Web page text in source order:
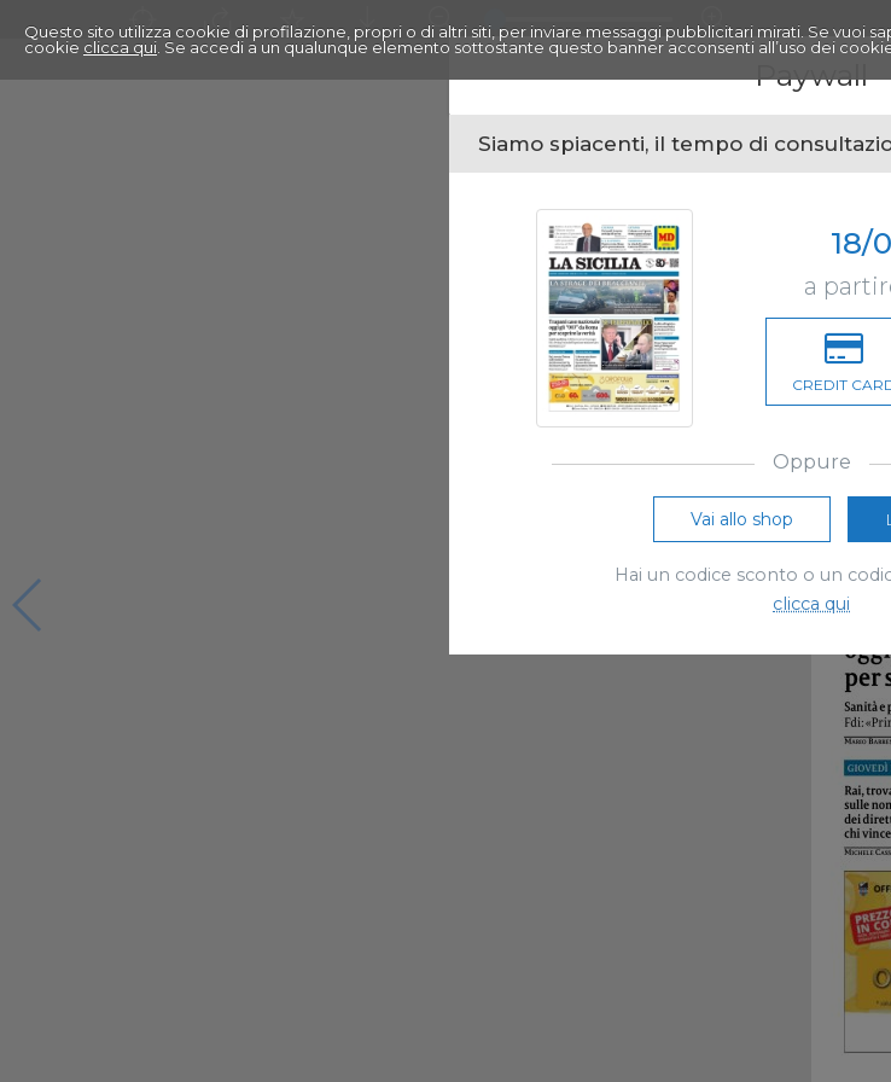
Questo sito utilizza cookie di profilazione, propri o di altri siti, per inviare messaggi pubblicitari mirati. Se vuoi
cookie clicca qui . Se accedi a un qualunque elemento sottostante questo banner acconsenti all’uso dei
Paywall
Siamo spiacenti, il tempo di
18/
a
CREDIT
Oppure
Vai allo shop
Hai un codice sconto o un
clicca qui